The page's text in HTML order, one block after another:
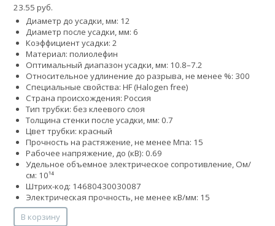
23.55 руб.
Диаметр до усадки, мм: 12
Диаметр после усадки, мм: 6
Коэффициент усадки: 2
Материал: полиолефин
Оптимальный диапазон усадки, мм: 10.8–7.2
Относительное удлинение до разрыва, не менее %: 300
Специальные свойства: HF (Halogen free)
Страна происхождения: Россия
Тип трубки: без клеевого слоя
Толщина стенки после усадки, мм: 0.7
Цвет трубки: красный
Прочность на растяжение, не менее Мпа: 15
Рабочее напряжение, до (кВ): 0.69
Удельное объемное электрическое сопротивление, Ом/
см: 10¹⁴
Штрих-код: 14680430030087
Электрическая прочность, не менее кВ/мм: 15
В корзину